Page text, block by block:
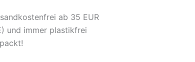
ab 35 EUR
und immer plastikfrei